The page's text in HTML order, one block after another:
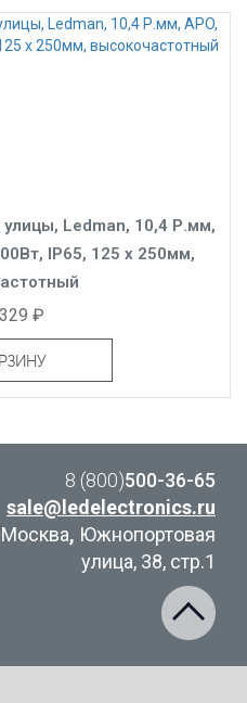
Ledman, 10,4 Р.мм,
IP65, 125 x 250мм,
₽
8 (800)500-36-65
sale@ledelectronics.ru
Москва, Южнопортовая
улица, 38, стр.1